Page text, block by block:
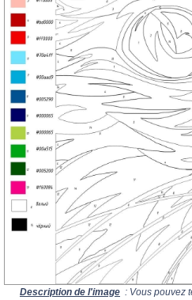
Description de l'image : Vous pouvez